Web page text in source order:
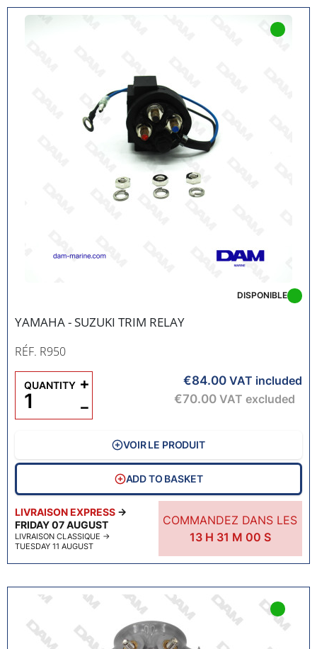
YAMAHA - SUZUKI TRIM RELAY
RÉF. R950
LIVRAISON EXPRESS →
FRIDAY 07 AUGUST
LIVRAISON CLASSIQUE →
TUESDAY 11 AUGUST
COMMANDEZ DANS LES
13H 30 M59 S
DISPONIBLE
€84.00 VAT included
€70.00 VAT excluded
QUANTITY
−
+
VOIR LE PRODUIT
ADD TO BASKET